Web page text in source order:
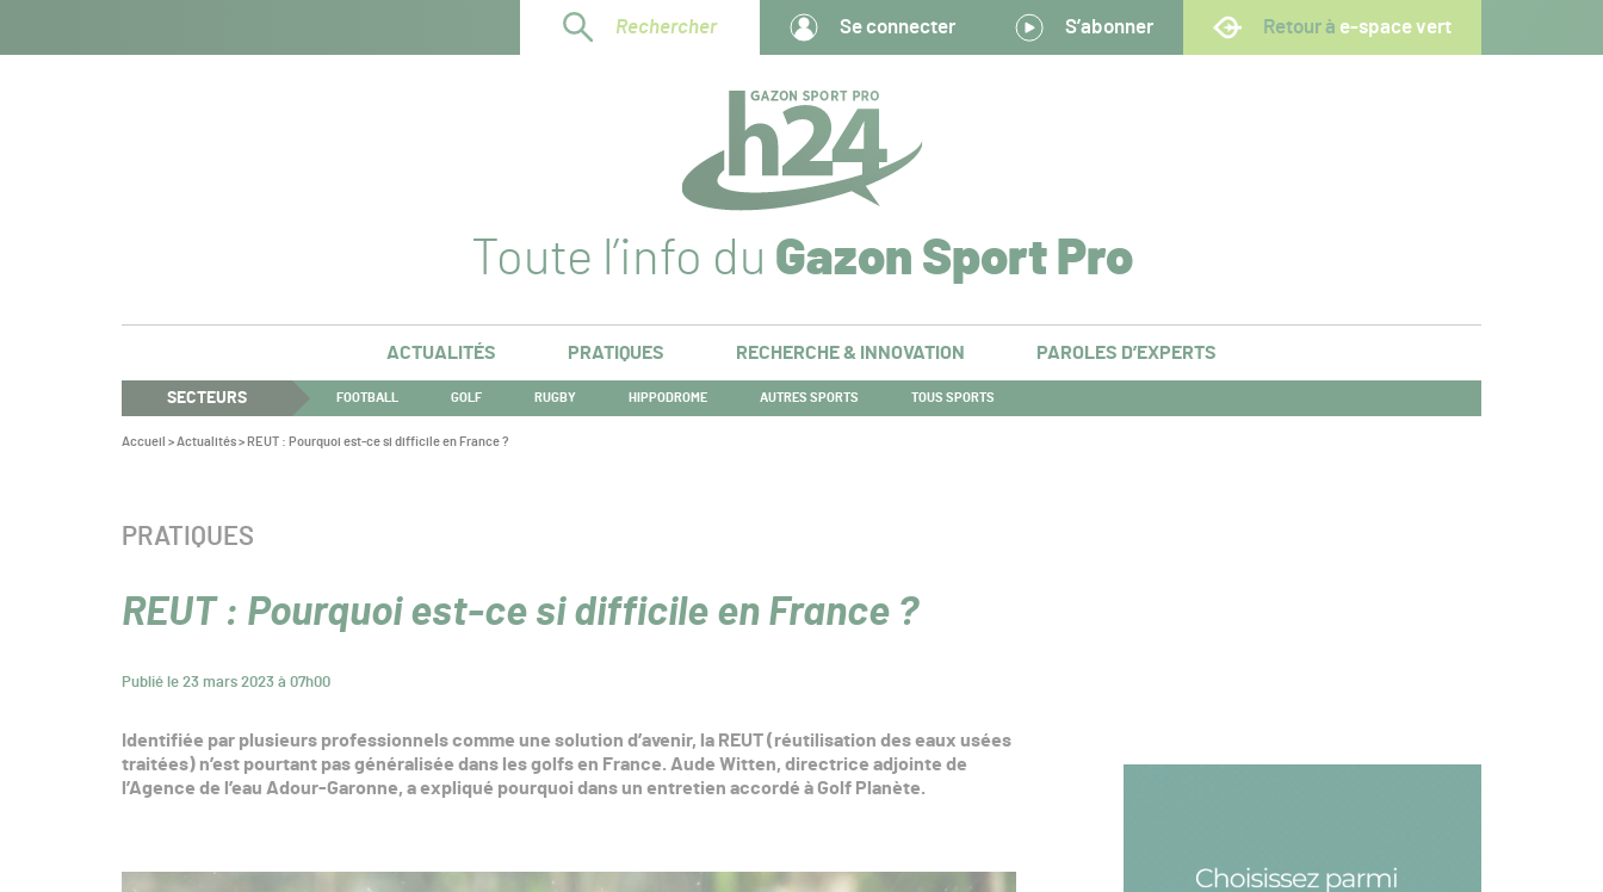
Rechercher Se connecter S’abonner Retour à e-space vert
Toute l’info du Gazon Sport Pro
ACTUALITÉS PRATIQUES RECHERCHE & INNOVATION PAROLES D’EXPERTS
SECTEURS FOOTBALL GOLF RUGBY HIPPODROME AUTRES SPORTS TOUS SPORTS
Vous
Accueil >Actualités> REUT : Pourquoi est-ce si difficile en France ?
REUT : Pourquoi est-ce si difficile en France ?
Publié le 23 mars 2023 à 07h00
CATÉGORIE :
PRATIQUES
Identifiée par plusieurs professionnels comme une solution d’avenir, la REUT (réutilisation des eaux usées
traitées) n’est pourtant pas généralisée dans les golfs en France. Aude Witten, directrice adjointe de
l’Agence de l’eau Adour-Garonne, a expliqué pourquoi dans un entretien accordé à Golf Planète.